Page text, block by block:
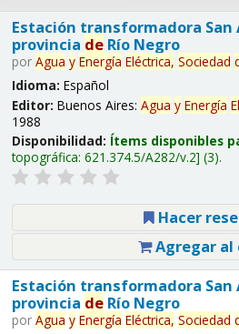
Estación transformadora San
provincia deRío Negro
por Agua y Energía Eléctrica, Sociedad
Idioma: Español
Editor: Buenos Aires: Agua y Energía
1988
Disponibilidad: Ítems disponibles
topográfica: 621.374.5/A282/v.2 (3).
Hacer
Agregar al
Estación transformadora San
provincia deRío Negro
por Agua y Energía Eléctrica, Sociedad